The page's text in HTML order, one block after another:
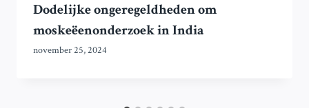
Dodelijke ongeregeldheden om
moskeëenonderzoek in India
november 25, 2024